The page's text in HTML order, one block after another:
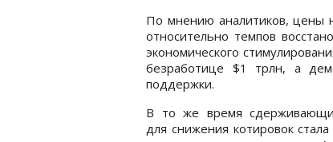
По мнению аналитиков, цены
относительно темпов
экономического
безработице $1 трлн, а
поддержки.
В то же время
для снижения котировок